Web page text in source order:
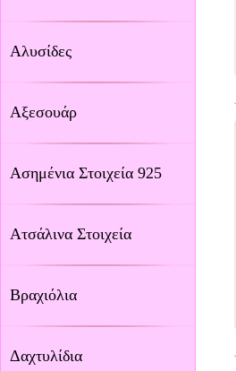
Αλυσίδες
Αξεσουάρ
Ασημένια Στοιχεία 925
Ατσάλινα Στοιχεία
Βραχιόλια
Δαχτυλίδια